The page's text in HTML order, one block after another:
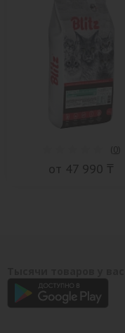
(0)
от 47 990 ₸